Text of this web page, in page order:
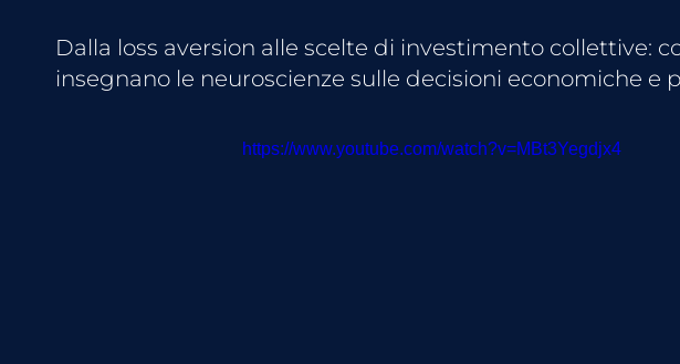
Dalla loss aversion alle scelte di investimento collettive:
insegnano le neuroscienze sulle decisioni economiche e
https://www.youtube.com/watch?v=MBt3Yegdjx4